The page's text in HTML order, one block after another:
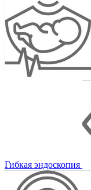
Гибкая эндоскопия